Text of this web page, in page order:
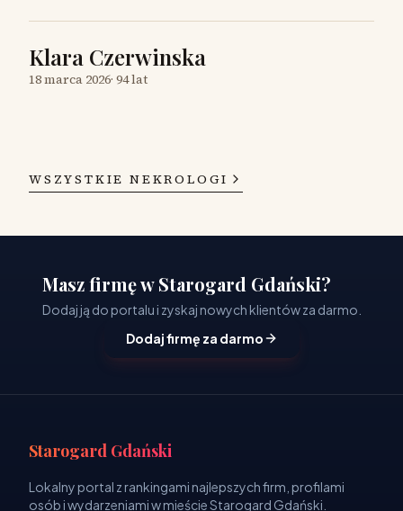
Klara Czerwinska
18 marca 2026· 94 lat
WSZYSTKIE NEKROLOGI
Masz firmę w Starogard Gdański?
Dodaj ją do portalu i zyskaj nowych klientów za darmo.
Dodaj firmę za darmo
Starogard Gdański
Lokalny portal z rankingami najlepszych firm, profilami
osób i wydarzeniami w mieście Starogard Gdański.